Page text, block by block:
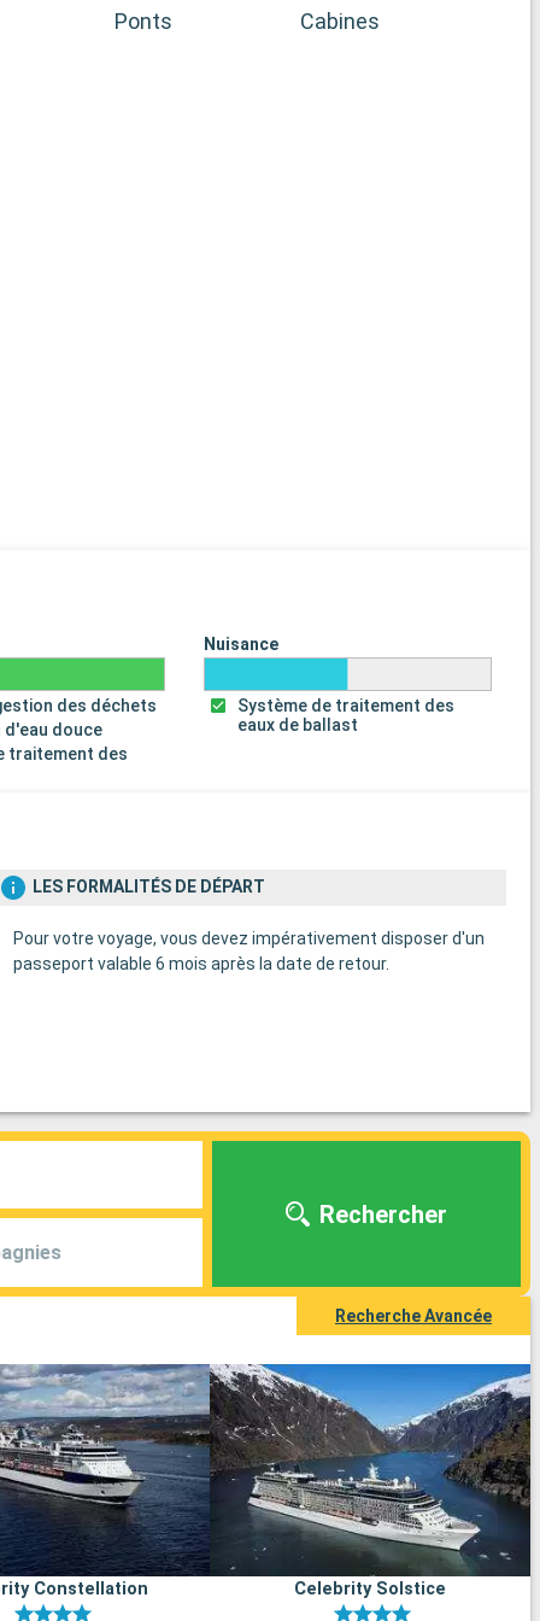
Ponts Cabines
des déchets
douce
traitement des
Nuisance
Système de traitement des
eaux de ballast
LES FORMALITÉS DE DÉPART
Pour votre voyage, vous devez impérativement disposer d'un
passeport valable 6 mois après la date de retour.
Rechercher
Recherche Avancée
Constellation Celebrity Solstice